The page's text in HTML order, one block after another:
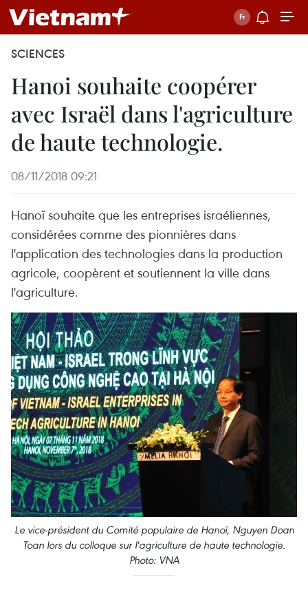
SCIENCES
Hanoi souhaite coopérer
avec Israël dans l'agriculture
de haute technologie.
08/11/2018 09:21
Hanoï souhaite que les entreprises israéliennes,
considérées comme des pionnières dans
l'application des technologies dans la production
agricole, coopèrent et soutiennent la ville dans
l'agriculture.
Le vice-président du Comité populaire de Hanoï, Nguyen Doan
Toan lors du colloque sur l'agriculture de haute technologie.
Photo: VNA